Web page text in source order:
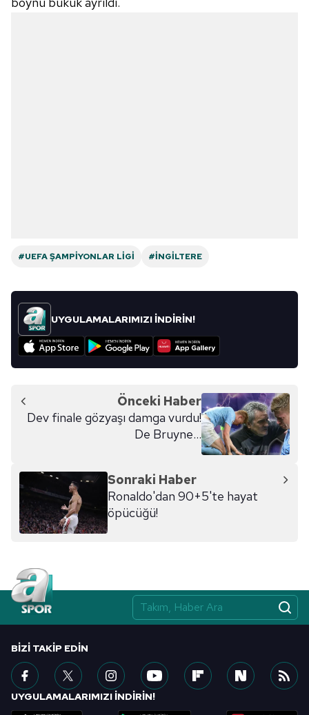
#UEFA ŞAMPIYONLAR LIGI #İNGILTERE
UYGULAMALARIMIZI İNDİRİN!
Önceki Haber
Dev finale gözyaşı damga vurdu!
De Bruyne...
Sonraki Haber
Ronaldo'dan 90+5'te hayat
öpücüğü!
BIZI TAKIP EDIN
UYGULAMALARIMIZI İNDİRİN!